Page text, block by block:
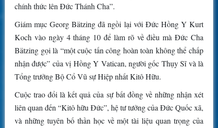
chính thức lên Đức Thánh Cha”.
Giám mục Georg Bätzing đã ngồi lại với Đức Hồng Y Kurt
Koch vào ngày 4 tháng 10 để làm rõ về điều mà Đức Cha
Bätzing gọi là “một cuộc tấn công hoàn toàn không thể chấp
nhận được” của vị Hồng Y Vatican, người gốc Thụy Sĩ và là
Tổng trưởng Bộ Cổ Vũ sự Hiệp nhất Kitô Hữu.
Cuộc trao đổi là kết quả của sự bất đồng về những nhận xét
liên quan đến “Kitô hữu Đức”, hệ tư tưởng của Đức Quốc xã,
và những tuyên bố thần học về một tài liệu quan trọng của